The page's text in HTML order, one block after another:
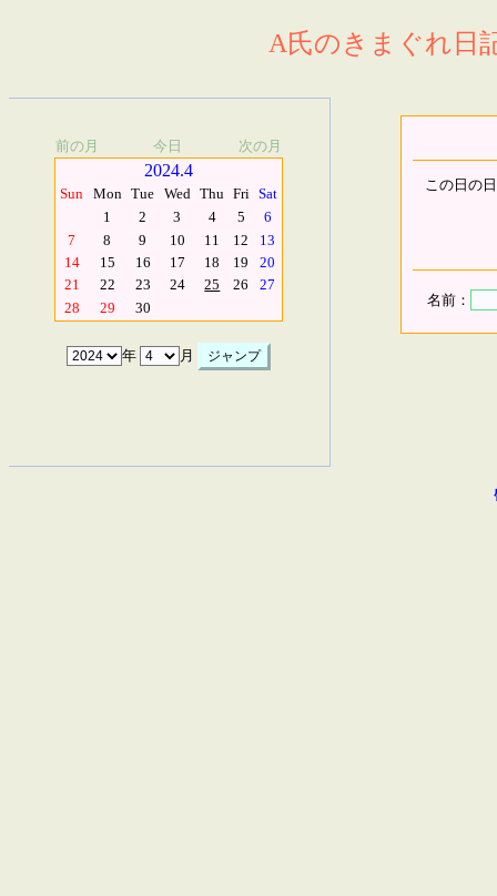
A氏のきまぐれ日
前の月 今日 次の月
2024.4
Sun Mon Tue Wed Thu Fri Sat
1
2 3 4 5
6
7
8 9 10 11 12
13
14
15 16 17 18 19
20
21
22 23 24 25 26
27
28
29 30
年 月
この日の
名前：